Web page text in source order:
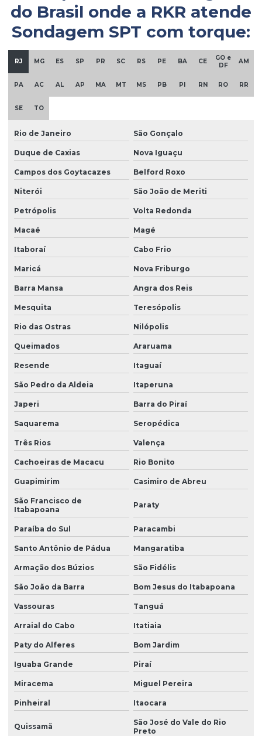
Empresa de sondagem rotativa mista
Empresa sondagem solo
Empresas de fundações e geotecnia
Empresas de investigação ambiental
Empresas de monitoramento ambiental
Empresas de remediação ambiental
Empresas de sondagem a percussão
Empresas de sondagem rotativa
Empresas de sondagem rotativa diamantada
Ensaio geofísico
Ensaio geotécnico
Ensaio de sondagem do solo
Ensaios laboratoriais de solos
Estudo de erosão
Estudo de solos
Gestão de áreas contaminadas
Investigação ambiental confirmatória
Investigação ambiental detalhada
Investigação ambiental preliminar
Investigação confirmatória
Investigação confirmatória de passivo ambiental
Investigação de passivo ambiental
Laudo de sondagem de solo
Levantamento topográfico altimétrico
Levantamento topográfico cadastral
Levantamento topográfico com drone
Levantamento topográfico georreferenciado
Levantamento topográfico planimétrico
Licença ambiental de instalação
Licença de instalação e licença de operação
Licença de instalação e operação
do Brasil onde a RKR atende
Sondagem SPT com torque:
RJ MG ES SP PR SC RS PE BA CE
GO e
DF
AM
PA AC AL AP MA MT MS PB PI RN RO RR
SE TO
Rio de Janeiro São Gonçalo
Duque de Caxias Nova Iguaçu
Campos dos Goytacazes Belford Roxo
Niterói São João de Meriti
Petrópolis Volta Redonda
Macaé Magé
Itaboraí Cabo Frio
Maricá Nova Friburgo
Barra Mansa Angra dos Reis
Mesquita Teresópolis
Rio das Ostras Nilópolis
Queimados Araruama
Resende Itaguaí
São Pedro da Aldeia Itaperuna
Japeri Barra do Piraí
Saquarema Seropédica
Três Rios Valença
Cachoeiras de Macacu Rio Bonito
Guapimirim Casimiro de Abreu
São Francisco de
Itabapoana
Paraty
Paraíba do Sul Paracambi
Santo Antônio de Pádua Mangaratiba
Armação dos Búzios São Fidélis
São João da Barra Bom Jesus do Itabapoana
Vassouras Tanguá
Arraial do Cabo Itatiaia
Paty do Alferes Bom Jardim
Iguaba Grande Piraí
Miracema Miguel Pereira
Pinheiral Itaocara
Quissamã
São José do Vale do Rio
Preto